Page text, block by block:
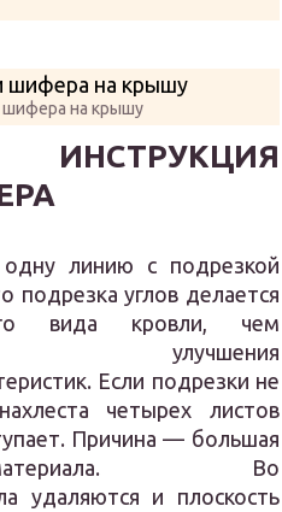
шифера на крышу
линию с подрезкой
подрезка углов делается
вида кровли, чем
Если подрезки не
четырех листов
Причина — большая
Во
удаляются и плоскость